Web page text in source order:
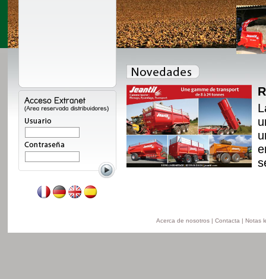
rediseñada con
con nuevo chasis y
de 8 a 24t
la version
obras pùblicas.
Leer mas
Acerca de nosotros | Contacta | Notas